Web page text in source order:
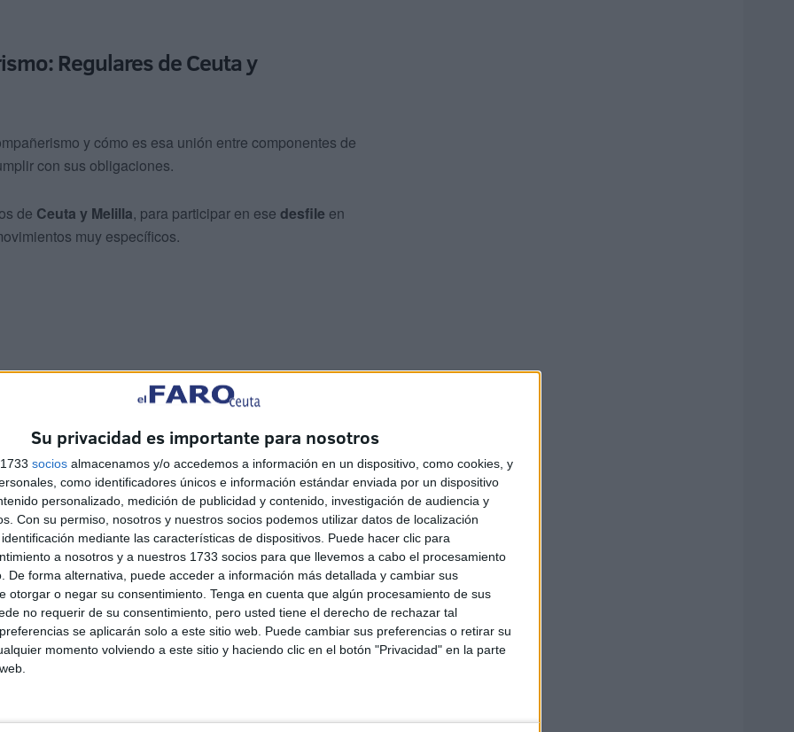
Su privacidad es importante para nosotros
socios almacenamos y/o accedemos a información en un dispositivo, como cookies, y
como identificadores únicos e información estándar enviada por un dispositivo
personalizado, medición de publicidad y contenido, investigación de audiencia y
Con su permiso, nosotros y nuestros socios podemos utilizar datos de localización
mediante las características de dispositivos. Puede hacer clic para
a nosotros y a nuestros 1733 socios para que llevemos a cabo el procesamiento
De forma alternativa, puede acceder a información más detallada y cambiar sus
otorgar o negar su consentimiento. Tenga en cuenta que algún procesamiento de sus
no requerir de su consentimiento, pero usted tiene el derecho de rechazar tal
se aplicarán solo a este sitio web. Puede cambiar sus preferencias o retirar su
momento volviendo a este sitio y haciendo clic en el botón "Privacidad" en la parte
Regulares de Ceuta y
y cómo es esa unión entre componentes de
con sus obligaciones.
de Ceuta y Melilla, para participar en ese desfile en
muy específicos.
que se llevó a cabo este sábado y que pudo ser
de Defensa.
May 30, 2026
pasos por minuto